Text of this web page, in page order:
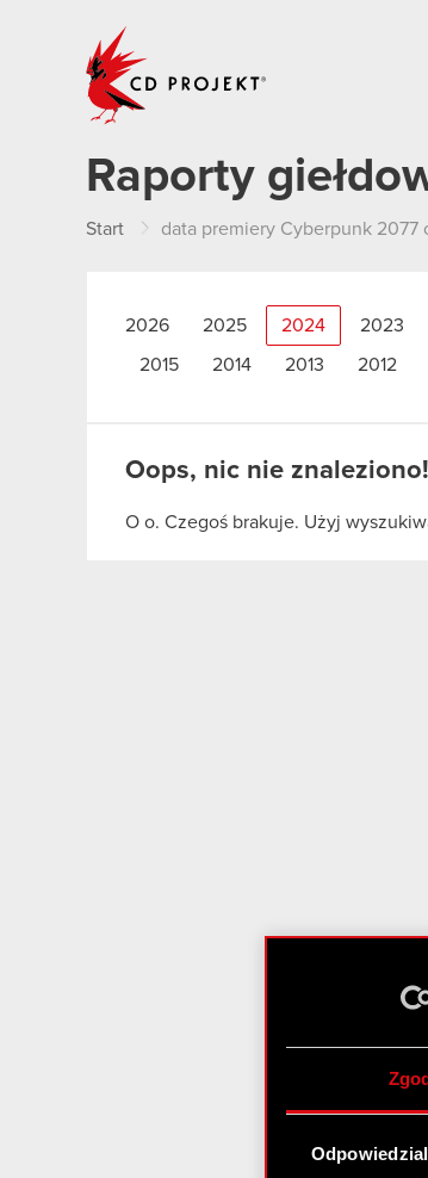
Raporty
Start data premiery Cyberpunk
2026 2025 2024 2023
2015 2014 2013 2012
Oops, nic nie znaleziono!
O o. Czegoś brakuje. Użyj